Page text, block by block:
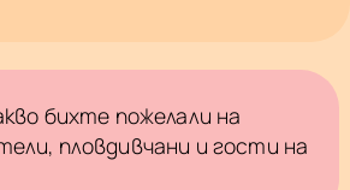
бихте пожелали на
пловдивчани и гости на